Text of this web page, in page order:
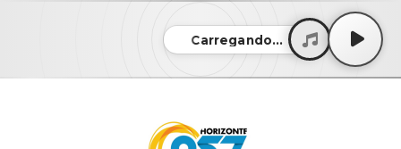
Carregando...